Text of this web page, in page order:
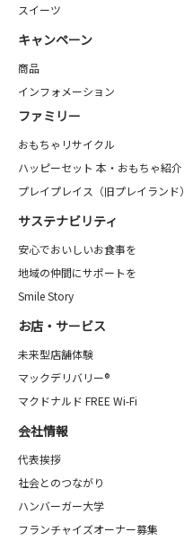
スイーツ
キャンペーン
商品
インフォメーション
ファミリー
おもちゃリサイクル
ハッピーセット 本・おもちゃ紹介
プレイプレイス（旧プレイランド）
サステナビリティ
安心でおいしいお食事を
地域の仲間にサポートを
Smile Story
お店・サービス
未来型店舗体験
マックデリバリー®
マクドナルド FREE Wi-Fi
会社情報
代表挨拶
社会とのつながり
ハンバーガー大学
フランチャイズオーナー募集